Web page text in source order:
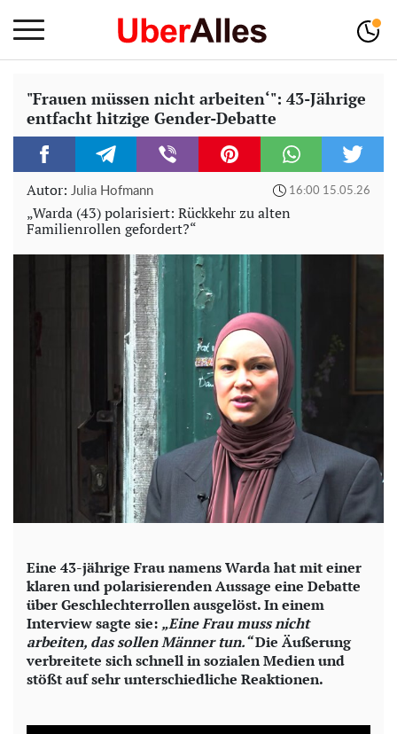
"Frauen müssen nicht arbeiten‘": 43-Jährige
entfacht hitzige Gender-Debatte
Autor: Julia Hofmann 16:00 15.05.26
„Warda (43) polarisiert: Rückkehr zu alten
Familienrollen gefordert?“
Eine 43-jährige Frau namens Warda hat mit einer
klaren und polarisierenden Aussage eine Debatte
über Geschlechterrollen ausgelöst. In einem
Interview sagte sie: „Eine Frau muss nicht
arbeiten, das sollen Männer tun.“Die Äußerung
verbreitete sich schnell in sozialen Medien und
stößt auf sehr unterschiedliche Reaktionen.